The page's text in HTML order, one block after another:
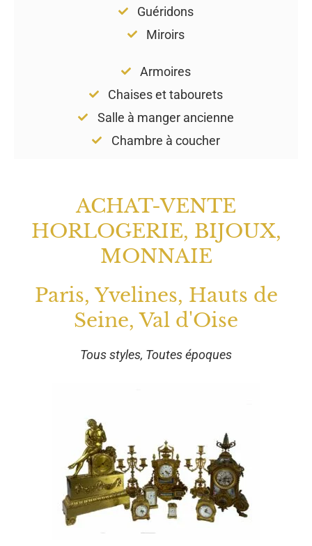
Guéridons
Miroirs
Armoires
Chaises et tabourets
Salle à manger ancienne
Chambre à coucher
ACHAT-VENTE
HORLOGERIE, BIJOUX,
MONNAIE
Paris, Yvelines, Hauts de
Seine, Val d'Oise
Tous styles, Toutes époques